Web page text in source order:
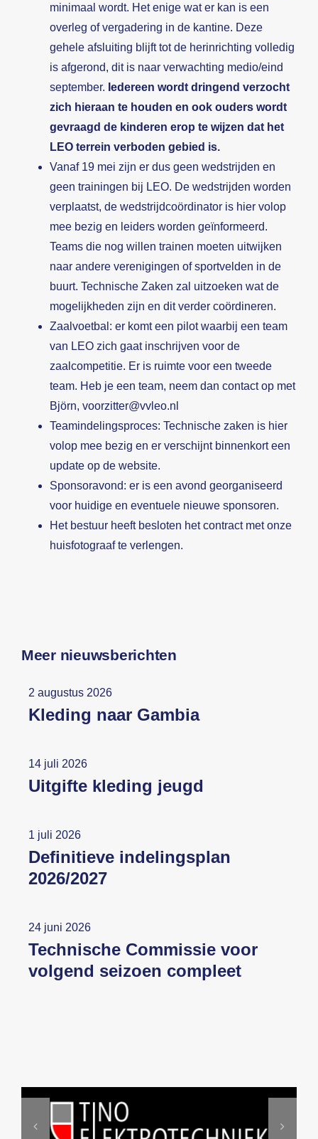
minimaal wordt. Het enige wat er kan is een
overleg of vergadering in de kantine. Deze
gehele afsluiting blijft tot de herinrichting volledig
is afgerond, dit is naar verwachting medio/eind
september. Iedereen wordt dringend verzocht
zich hieraan te houden en ook ouders wordt
gevraagd de kinderen erop te wijzen dat het
LEO terrein verboden gebied is.
Vanaf 19 mei zijn er dus geen wedstrijden en
geen trainingen bij LEO. De wedstrijden worden
verplaatst, de wedstrijdcoördinator is hier volop
mee bezig en leiders worden geïnformeerd.
Teams die nog willen trainen moeten uitwijken
naar andere verenigingen of sportvelden in de
buurt. Technische Zaken zal uitzoeken wat de
mogelijkheden zijn en dit verder coördineren.
Zaalvoetbal: er komt een pilot waarbij een team
van LEO zich gaat inschrijven voor de
zaalcompetitie. Er is ruimte voor een tweede
team. Heb je een team, neem dan contact op met
Björn, voorzitter@vvleo.nl
Teamindelingsproces: Technische zaken is hier
volop mee bezig en er verschijnt binnenkort een
update op de website.
Sponsoravond: er is een avond georganiseerd
voor huidige en eventuele nieuwe sponsoren.
Het bestuur heeft besloten het contract met onze
huisfotograaf te verlengen.
Meer nieuwsberichten
2 augustus 2026
Kleding naar Gambia
14 juli 2026
Uitgifte kleding jeugd
1 juli 2026
Definitieve indelingsplan
2026/2027
24 juni 2026
Technische Commissie voor
volgend seizoen compleet